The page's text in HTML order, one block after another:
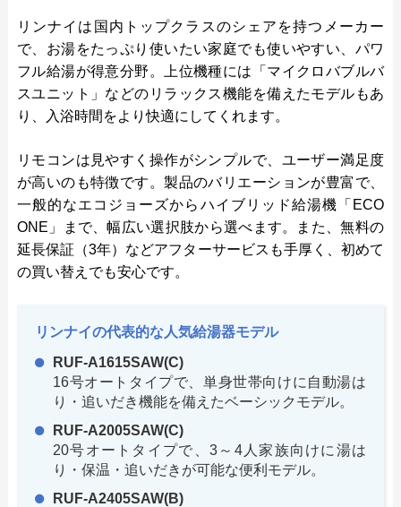
リンナイは国内トップクラスのシェアを持つメーカー
で、お湯をたっぷり使いたい家庭でも使いやすい、パワ
フル給湯が得意分野。上位機種には「マイクロバブルバ
スユニット」などのリラックス機能を備えたモデルもあ
り、入浴時間をより快適にしてくれます。
リモコンは見やすく操作がシンプルで、ユーザー満足度
が高いのも特徴です。製品のバリエーションが豊富で、
一般的なエコジョーズからハイブリッド給湯機「ECO
ONE」まで、幅広い選択肢から選べます。また、無料の
延長保証（3年）などアフターサービスも手厚く、初めて
の買い替えでも安心です。
リンナイの代表的な人気給湯器モデル
RUF-A1615SAW(C)
16号オートタイプで、単身世帯向けに自動湯は
り・追いだき機能を備えたベーシックモデル。
RUF-A2005SAW(C)
20号オートタイプで、3～4人家族向けに湯は
り・保温・追いだきが可能な便利モデル。
RUF-A2405SAW(B)